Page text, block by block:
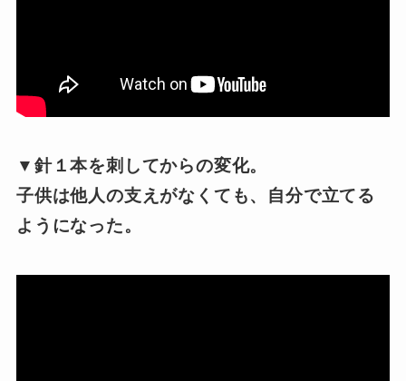
▼針１本を刺してからの変化。
子供は他人の支えがなくても、自分で立てる
ようになった。